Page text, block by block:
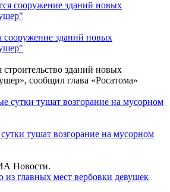
сооружение зданий новых
зданий новых
сообщил глава «Росатома»
тушат возгорание на мусорном
Новости.